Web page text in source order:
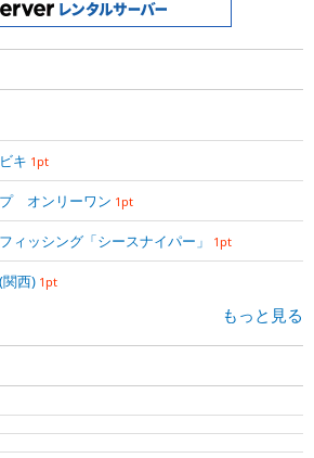
キ 1pt
オンリーワン 1pt
ィッシング「シースナイパー」 1pt
西) 1pt
もっと見る